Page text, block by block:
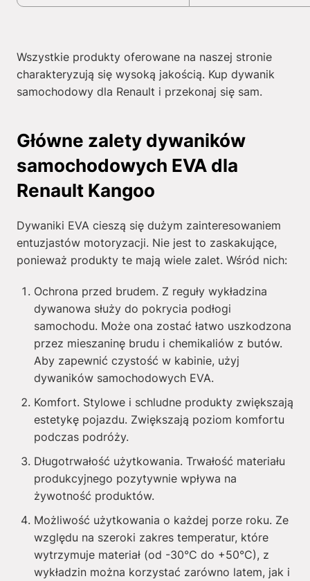
Wszystkie produkty oferowane na naszej stronie
charakteryzują się wysoką jakością. Kup dywanik
samochodowy dla Renault i przekonaj się sam.
Główne zalety dywaników
samochodowych EVA dla
Renault Kangoo
Dywaniki EVA cieszą się dużym zainteresowaniem
entuzjastów motoryzacji. Nie jest to zaskakujące,
ponieważ produkty te mają wiele zalet. Wśród nich:
Ochrona przed brudem. Z reguły wykładzina
dywanowa służy do pokrycia podłogi
samochodu. Może ona zostać łatwo uszkodzona
przez mieszaninę brudu i chemikaliów z butów.
Aby zapewnić czystość w kabinie, użyj
dywaników samochodowych EVA.
Komfort. Stylowe i schludne produkty zwiększają
estetykę pojazdu. Zwiększają poziom komfortu
podczas podróży.
Długotrwałość użytkowania. Trwałość materiału
produkcyjnego pozytywnie wpływa na
żywotność produktów.
Możliwość użytkowania o każdej porze roku. Ze
względu na szeroki zakres temperatur, które
wytrzymuje materiał (od -30°C do +50°C), z
wykładzin można korzystać zarówno latem, jak i